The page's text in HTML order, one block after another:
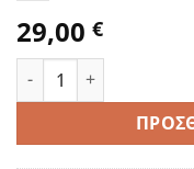
29,00 €
Ασημένια